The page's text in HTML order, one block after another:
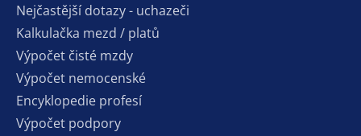
Nejčastější dotazy - uchazeči
Kalkulačka mezd / platů
Výpočet čisté mzdy
Výpočet nemocenské
Encyklopedie profesí
Výpočet podpory